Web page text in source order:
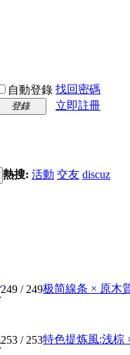
自動登錄 找回密碼
登錄
立即註冊
熱搜: 活動 交友 discuz
249 / 249极简線条 × 原木
253 / 253特色提炼風:浅棕